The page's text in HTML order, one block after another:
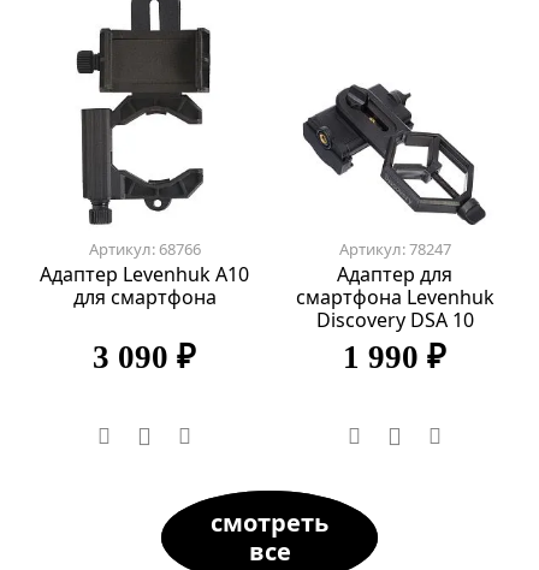
Артикул: 68766
Адаптер Levenhuk A10
для смартфона
3 090 ₽
Артикул: 78247
Адаптер для
смартфона Levenhuk
Discovery DSA 10
1 990 ₽
смотреть
все